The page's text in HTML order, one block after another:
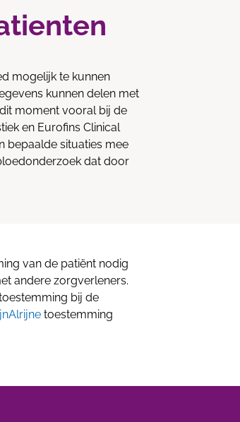
mogelijk te kunnen
kunnen delen met
moment vooral bij de
en Eurofins Clinical
bepaalde situaties mee
dat door
van de patiënt nodig
andere zorgverleners.
bij de
toestemming